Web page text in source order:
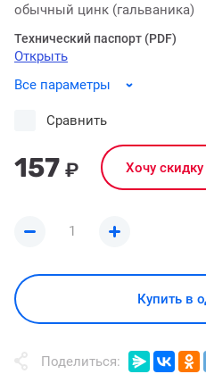
обычный цинк (гальваника)
Технический паспорт (PDF)
Открыть
Все параметры
157 ₽ Хочу скидку
Сравнить
Купить в
Поделиться: